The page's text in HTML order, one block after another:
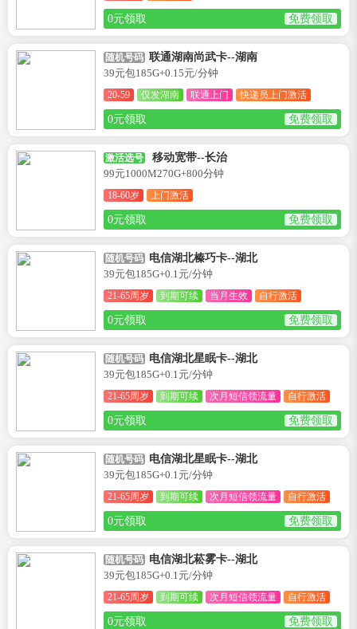
0元领取 免费领取
随机号码 联通湖南尚武卡--湖南
39元包185G+0.15元/分钟
20-59 仅发湖南 联通上门 快递员上门激活
0元领取 免费领取
激活选号
移动宽带--长治
99元1000M270G+800分钟
18-60岁 上门激活
0元领取 免费领取
随机号码 电信湖北榛巧卡--湖北
39元包185G+0.1元/分钟
21-65周岁 到期可续 当月生效 自行激活
0元领取 免费领取
随机号码 电信湖北星眠卡--湖北
39元包185G+0.1元/分钟
21-65周岁 到期可续 次月短信领流量 自行激活
0元领取 免费领取
随机号码 电信湖北星眠卡--湖北
39元包185G+0.1元/分钟
21-65周岁 到期可续 次月短信领流量 自行激活
0元领取 免费领取
随机号码 电信湖北菘雾卡--湖北
39元包185G+0.1元/分钟
21-65周岁 到期可续 次月短信领流量 自行激活
0元领取 免费领取